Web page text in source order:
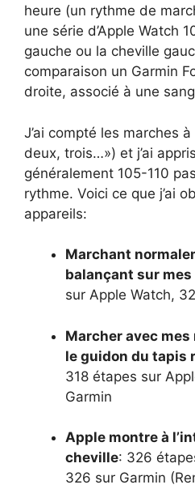
heure (un rythme de
une série d’Apple Watch
gauche ou la cheville
comparaison un Garmin
droite, associé à une
J’ai compté les marches à
deux, trois…») et j’ai
généralement 105-110
rythme. Voici ce que j’ai
appareils:
Marchant
balançant sur mes
sur Apple Watch,
Marcher avec
le guidon du tapis
318 étapes sur
Garmin
Apple montre à
cheville: 326
326 sur Garmin